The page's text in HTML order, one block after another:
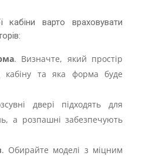
варто враховувати
. Визначте, який простір
кабіну та яка форма буде
двері підходять для
а розпашні забезпечують
. Обирайте моделі з міцним